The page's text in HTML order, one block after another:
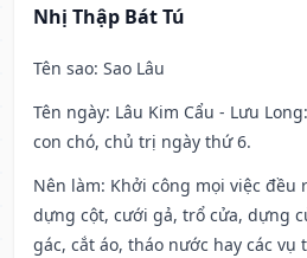
Nhị Thập Bát Tú
Tên sao: Sao Lâu
Tên ngày: Lâu Kim Cẩu - Lưu
con chó, chủ trị ngày thứ 6.
Nên làm: Khởi công mọi việc đều
dựng cột, cưới gả, trổ cửa, dựng
gác, cắt áo, tháo nước hay các vụ